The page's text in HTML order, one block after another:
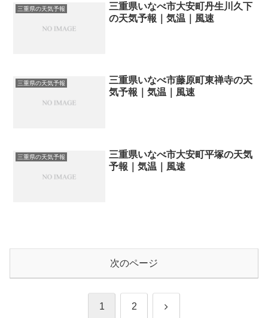
三重県の天気予報
三重県いなべ市大安町丹生川久下
の天気予報｜気温｜風速
三重県の天気予報
三重県いなべ市藤原町東禅寺の天
気予報｜気温｜風速
三重県の天気予報
三重県いなべ市大安町平塚の天気
予報｜気温｜風速
次のページ
1 2 次